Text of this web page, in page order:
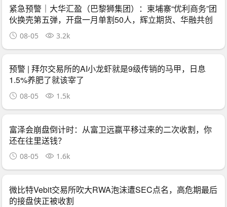
紧急预警｜大华汇盈（巴黎狮集团）：柬埔寨“优利商务”团
伙换壳第五弹，开盘一月单割50人，辉立期货、华融共创
怎么崩的它就怎么崩
08-05 3.2k
预警 | 拜尔交易所的AI小龙虾就是9级传销的马甲，日息
1.5%养肥了就该宰了
08-05 1.5k
富泽会崩盘倒计时：从富卫远赢平移过来的二次收割，你
还在往里送钱？
08-05 1.6k
微比特Vebit交易所吹大RWA泡沫遭SEC点名，高危期最后
的接盘侠正被收割